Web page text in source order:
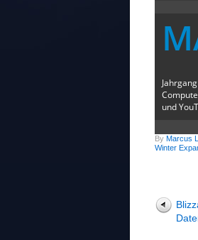
und
By Marcus
Winter